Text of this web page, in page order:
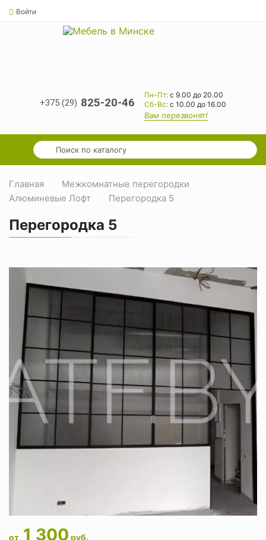
Войти
+375 (29) 825-20-46
Пн-Пт: с 9.00 до 20.00
Cб-Вс: с 10.00 до 16.00
Вам перезвонят!
Главная
Межкомнатные перегородки
Алюминевые Лофт
Перегородка 5
Перегородка 5
от 1 300 руб.